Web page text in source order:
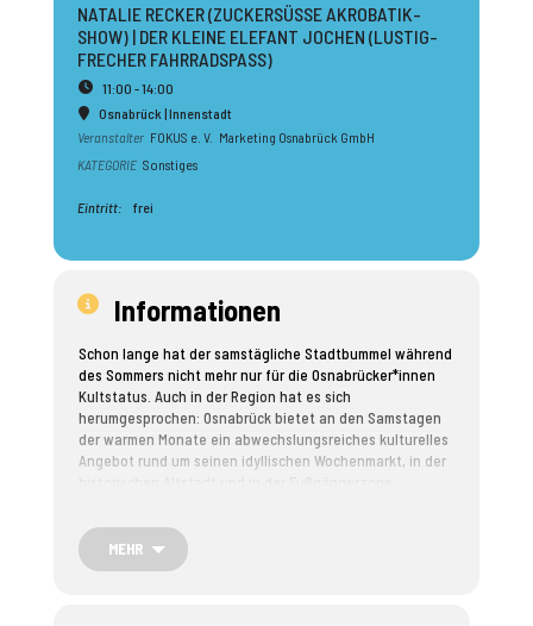
NATALIE RECKER (ZUCKERSÜSSE AKROBATIK-S
HOW) | DER KLEINE ELEFANT JOCHEN (LUSTIG-F
RECHER FAHRRADSPASS)
11:00 - 14:00
Osnabrück | Innenstadt
Veranstalter FOKUS e. V. Marketing Osnabrück GmbH
KATEGORIE Sonstiges
Eintritt: frei
Informationen
Schon lange hat der samstägliche Stadtbummel während
des Sommers nicht mehr nur für die Osnabrücker*innen
Kultstatus. Auch in der Region hat es sich
herumgesprochen: Osnabrück bietet an den Samstagen
der warmen Monate ein abwechslungsreiches kulturelles
Angebot rund um seinen idyllischen Wochenmarkt, in der
musikalische und künstlerische Genussreisen zu, nach
und durch Singer-Songwriter, Blues-, Folk-, Dixieland-
MEHR